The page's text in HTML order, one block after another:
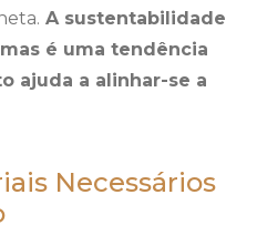
A sustentabilidade
é uma tendência
ajuda a alinhar-se a
Necessários